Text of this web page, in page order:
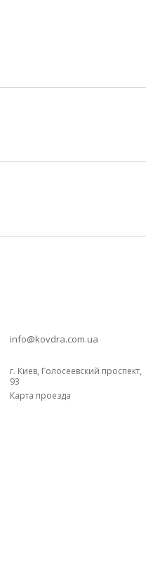
info@kovdra.com.ua
г. Киев, Голосеевский проспект,
93
Карта проезда